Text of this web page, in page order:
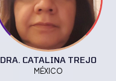
DRA. CATALINA TREJO
MÉXICO